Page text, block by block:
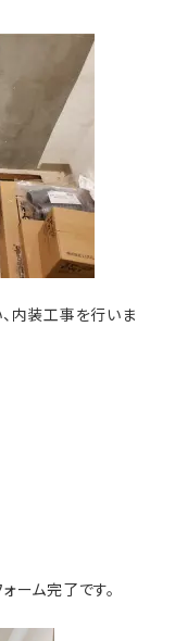
内装工事を行いま
ーム完了です。